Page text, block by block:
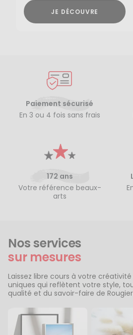
JE DÉCOUVRE
Paiement sécurisé
En 3 ou 4 fois sans frais
172 ans
Votre référence beaux-
arts
Nos services
sur mesures
Laissez libre cours à votre
uniques qui reflètent votre style,
qualité et du savoir-faire de